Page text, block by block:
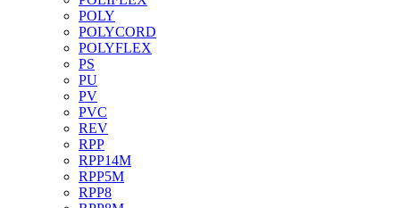
POLY
POLYCORD
POLYFLEX
PS
PU
PV
PVC
REV
RPP
RPP14M
RPP5M
RPP8